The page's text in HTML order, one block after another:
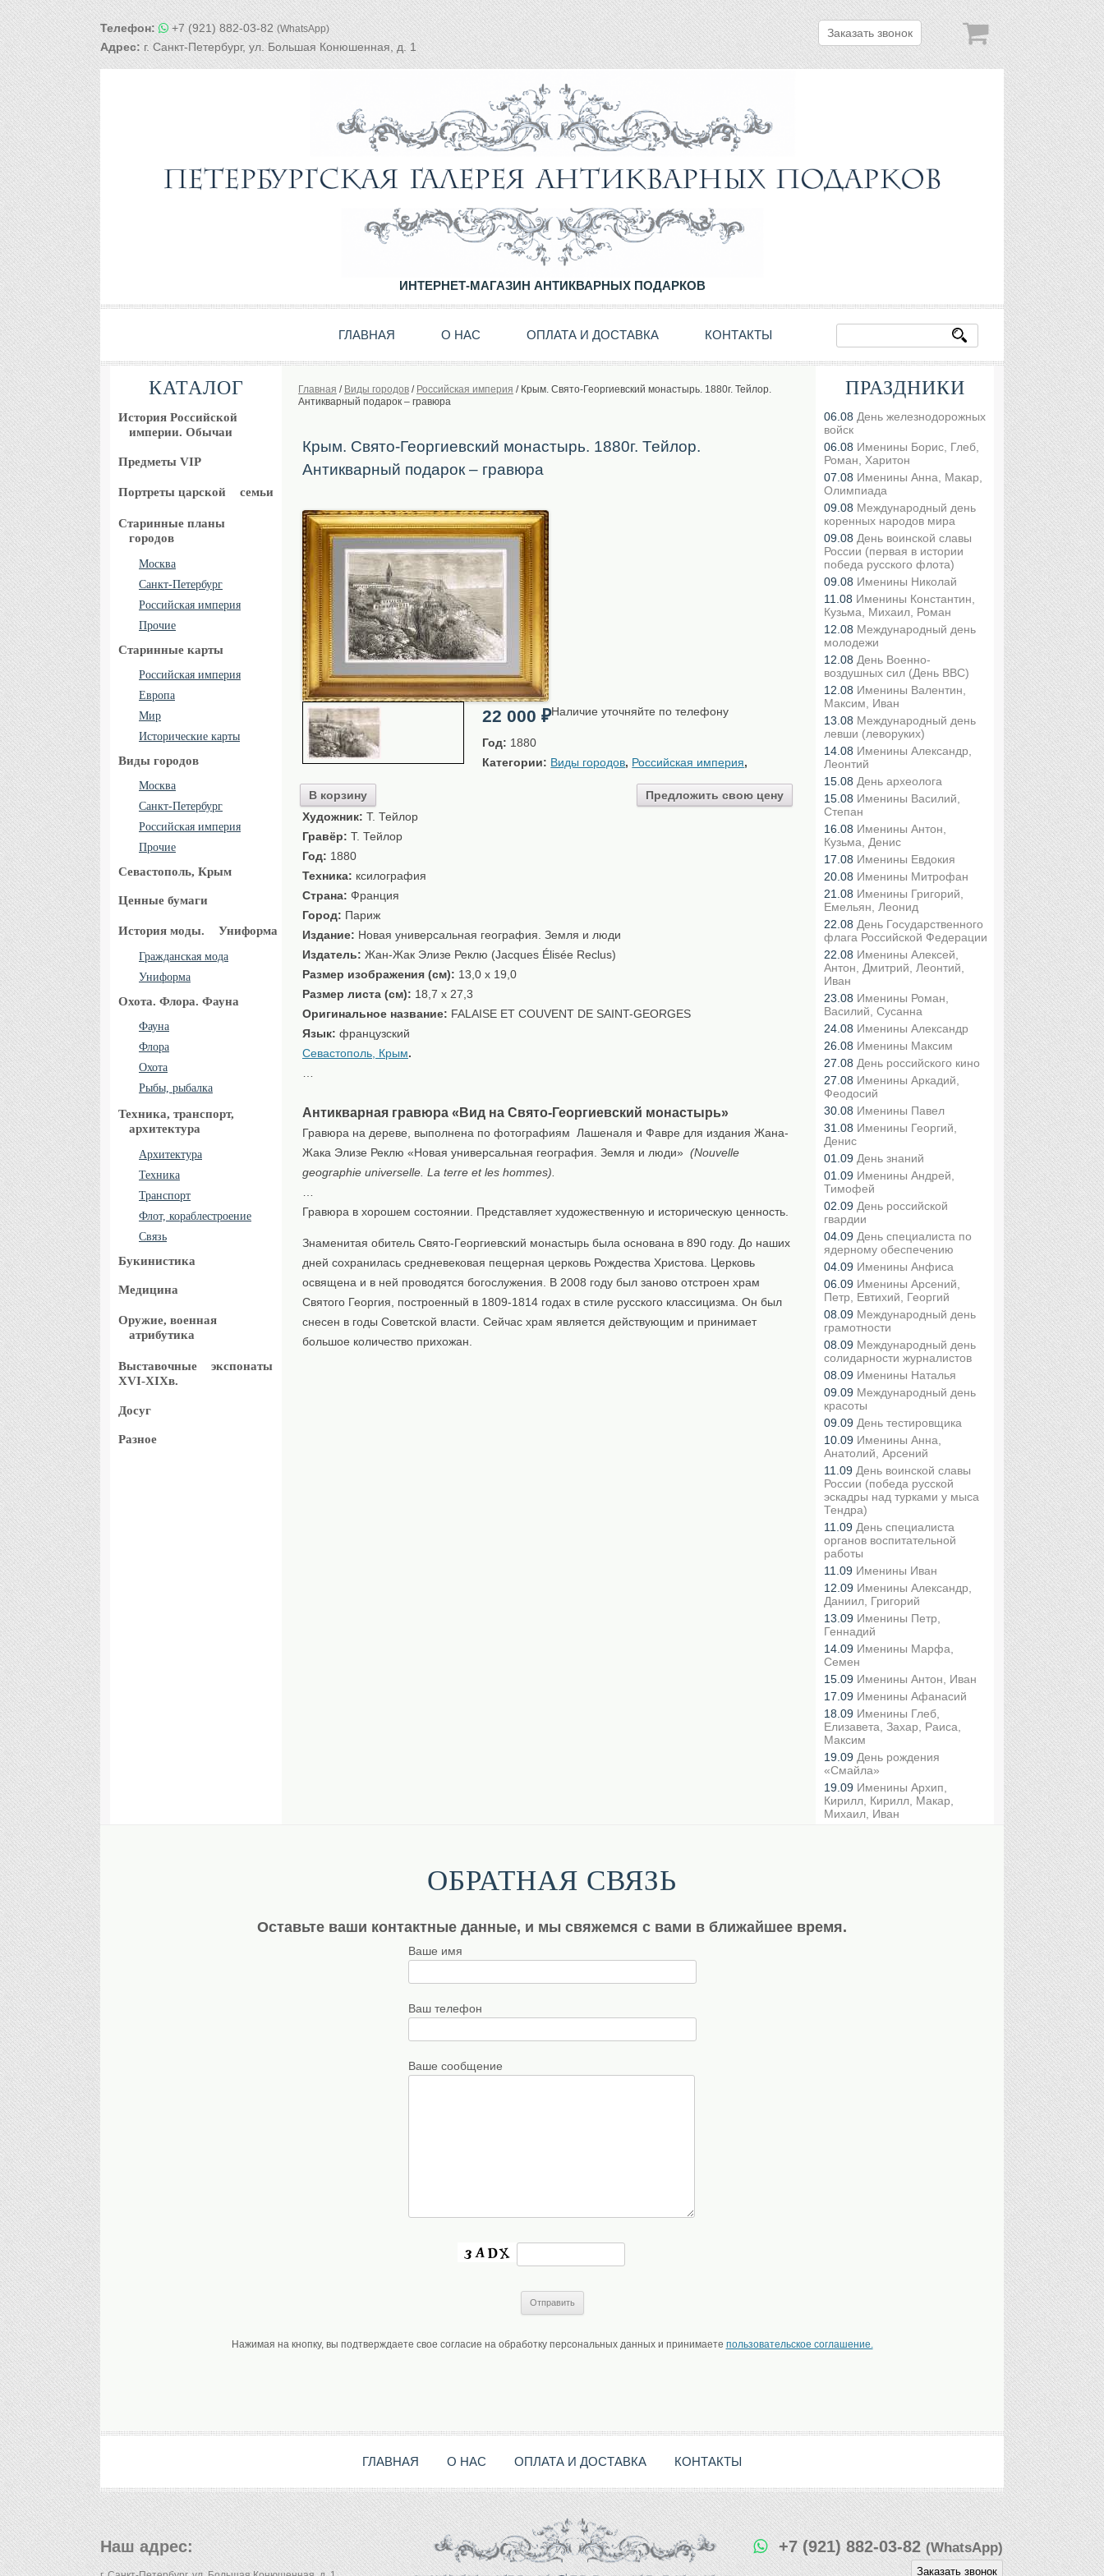
Телефон: +7 (921) 882-03-82(WhatsApp)
Адрес:г. Санкт-Петербург, ул. Большая Конюшенная, д. 1
Заказать звонок
ИНТЕРНЕТ-МАГАЗИН АНТИКВАРНЫХ ПОДАРКОВ
ГЛАВНАЯ О НАС ОПЛАТА И ДОСТАВКА КОНТАКТЫ
КАТАЛОГ
История Российской
империи. Обычаи
Предметы VIP
Портреты царской семьи
Старинные планы
городов
Москва
Санкт-Петербург
Российская империя
Прочие
Старинные карты
Российская империя
Европа
Мир
Исторические карты
Виды городов
Москва
Санкт-Петербург
Российская империя
Прочие
Севастополь, Крым
Ценные бумаги
История моды. Униформа
Гражданская мода
Униформа
Охота. Флора. Фауна
Фауна
Флора
Охота
Рыбы, рыбалка
Техника, транспорт,
архитектура
Архитектура
Техника
Транспорт
Флот, кораблестроение
Связь
Букинистика
Медицина
Оружие, военная
атрибутика
Выставочные
экспонаты
XVI-XIXв.
Досуг
Разное
Главная / Виды городов / Российская империя / Крым. Свято-Георгиевский монастырь. 1880г. Тейлор.
Антикварный подарок – гравюра
Крым. Свято-Георгиевский монастырь. 1880г. Тейлор.
Антикварный подарок – гравюра
22 000₽
В корзину Предложить свою цену
Наличие уточняйте по телефону
Год: 1880
Художник: T. Тейлор
Гравёр: T. Тейлор
Год: 1880
Техника: ксилография
Страна: Франция
Город: Париж
Издание: Новая универсальная география. Земля и люди
Издатель: Жан-Жак Элизе Реклю (Jacques Élisée Reclus)
Размер изображения (см): 13,0 x 19,0
Размер листа (см): 18,7 x 27,3
Оригинальное название: FALAISE ET COUVENT DE SAINT-GEORGES
Язык: французский
Категории: Виды городов, Российская империя,
Севастополь, Крым.
Антикварная гравюра «Вид на Свято-Георгиевский монастырь»
Гравюра на дереве, выполнена по фотографиям Лашеналя и Фавре для издания Жана-
Жака Элизе Реклю «Новая универсальная география. Земля и люди» (Nouvelle
geographie universelle. La terre et les hommes).
Гравюра в хорошем состоянии. Представляет художественную и историческую ценность.
Знаменитая обитель Свято-Георгиевский монастырь была основана в 890 году. До наших
дней сохранилась средневековая пещерная церковь Рождества Христова. Церковь
освящена и в ней проводятся богослужения. В 2008 году был заново отстроен храм
Святого Георгия, построенный в 1809-1814 годах в стиле русского классицизма. Он был
снесен в годы Советской власти. Сейчас храм является действующим и принимает
большое количество прихожан.
ПРАЗДНИКИ
06.08 День железнодорожных
войск
06.08 Именины Борис, Глеб,
Роман, Харитон
07.08 Именины Анна, Макар,
Олимпиада
09.08 Международный день
коренных народов мира
09.08 День воинской славы
России (первая в истории
победа русского флота)
09.08 Именины Николай
11.08 Именины Константин,
Кузьма, Михаил, Роман
12.08 Международный день
молодежи
12.08 День Военно-
воздушных сил (День ВВС)
12.08 Именины Валентин,
Максим, Иван
13.08 Международный день
левши (леворуких)
14.08 Именины Александр,
Леонтий
15.08 День археолога
15.08 Именины Василий,
Степан
16.08 Именины Антон,
Кузьма, Денис
17.08 Именины Евдокия
20.08 Именины Митрофан
21.08 Именины Григорий,
Емельян, Леонид
22.08 День Государственного
флага Российской Федерации
22.08 Именины Алексей,
Антон, Дмитрий, Леонтий,
Иван
23.08 Именины Роман,
Василий, Сусанна
24.08 Именины Александр
26.08 Именины Максим
27.08 День российского кино
27.08 Именины Аркадий,
Феодосий
30.08 Именины Павел
31.08 Именины Георгий,
Денис
01.09 День знаний
01.09 Именины Андрей,
Тимофей
02.09 День российской
гвардии
04.09 День специалиста по
ядерному обеспечению
04.09 Именины Анфиса
06.09 Именины Арсений,
Петр, Евтихий, Георгий
08.09 Международный день
грамотности
08.09 Международный день
солидарности журналистов
08.09 Именины Наталья
09.09 Международный день
красоты
09.09 День тестировщика
10.09 Именины Анна,
Анатолий, Арсений
11.09 День воинской славы
России (победа русской
эскадры над турками у мыса
Тендра)
11.09 День специалиста
органов воспитательной
работы
11.09 Именины Иван
12.09 Именины Александр,
Даниил, Григорий
13.09 Именины Петр,
Геннадий
14.09 Именины Марфа,
Семен
15.09 Именины Антон, Иван
17.09 Именины Афанасий
18.09 Именины Глеб,
Елизавета, Захар, Раиса,
Максим
19.09 День рождения
«Смайла»
19.09 Именины Архип,
Кирилл, Кирилл, Макар,
Михаил, Иван
ОБРАТНАЯ СВЯЗЬ
Оставьте ваши контактные данные, и мы свяжемся с вами в ближайшее время.
Ваше имя
Ваш телефон
Ваше сообщение
Нажимая на кнопку, вы подтверждаете свое согласие на обработку персональных данных и принимаете пользовательское соглашение.
ГЛАВНАЯ О НАС ОПЛАТА И ДОСТАВКА КОНТАКТЫ
Наш адрес: +7 (921) 882-03-82(WhatsApp)
Заказать звонок